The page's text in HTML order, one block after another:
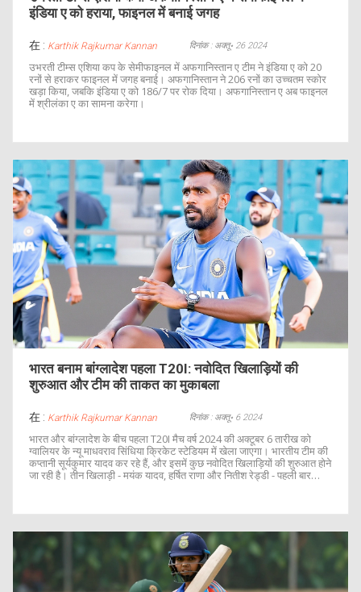
इंडिया ए को हराया, फाइनल में बनाई जगह
在 : Karthik Rajkumar Kannan दिनांक : अक्तू॰ 26 2024
उभरती टीम्स एशिया कप के सेमीफाइनल में अफगानिस्तान ए टीम ने इंडिया ए को 20
रनों से हराकर फाइनल में जगह बनाई। अफगानिस्तान ने 206 रनों का उच्चतम स्कोर
खड़ा किया, जबकि इंडिया ए को 186/7 पर रोक दिया। अफगानिस्तान ए अब फाइनल
में श्रीलंका ए का सामना करेगा।
भारत बनाम बांग्लादेश पहला T20I: नवोदित खिलाड़ियों की
शुरुआत और टीम की ताकत का मुकाबला
在 : Karthik Rajkumar Kannan दिनांक : अक्तू॰ 6 2024
भारत और बांग्लादेश के बीच पहला T20I मैच वर्ष 2024 की अक्टूबर 6 तारीख को
ग्वालियर के न्यू माधवराव सिंधिया क्रिकेट स्टेडियम में खेला जाएगा। भारतीय टीम की
कप्तानी सूर्यकुमार यादव कर रहे हैं, और इसमें कुछ नवोदित खिलाड़ियों की शुरुआत होने
जा रही है। तीन खिलाड़ी - मयंक यादव, हर्षित राणा और नितीश रेड्डी - पहली बार